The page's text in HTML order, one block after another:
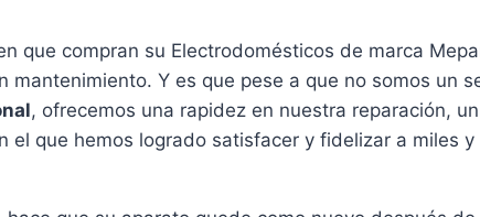
que compran su Electrodomésticos de marca
Y es que pese a que no somos un
, ofrecemos una rapidez en nuestra reparación,
que hemos logrado satisfacer y fidelizar a miles